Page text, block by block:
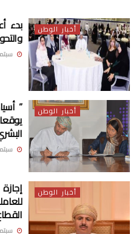
أخبار الوطن بدء
سبتمبر
أخبار الوطن ”
سبتمبر
أخبار الوطن
سبتمبر